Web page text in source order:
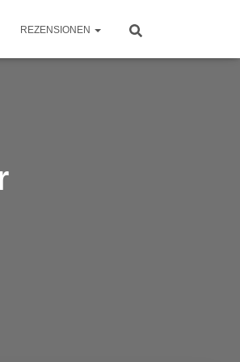
REZENSIONEN